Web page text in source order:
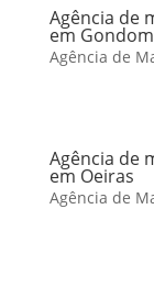
Agência de
em
Agência de
Agência de
em Oeiras
Agência de